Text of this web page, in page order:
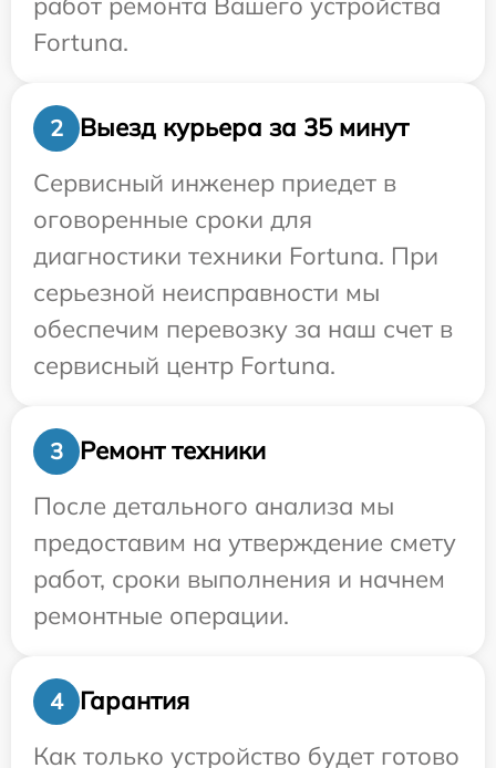
Fortuna.
2
Выезд курьера за 35 минут
Сервисный инженер приедет в
оговоренные сроки для
диагностики техники Fortuna. При
серьезной неисправности мы
обеспечим перевозку за наш счет в
сервисный центр Fortuna.
3
Ремонт техники
После детального анализа мы
предоставим на утверждение смету
работ, сроки выполнения и начнем
ремонтные операции.
4
Гарантия
Как только устройство будет готово